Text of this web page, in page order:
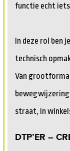
functie echt
In deze rol ben
technisch
Van
straat, in
DTP’ER –